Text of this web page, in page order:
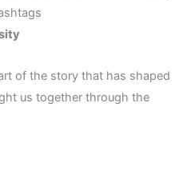
of the story that has shaped
us together through the